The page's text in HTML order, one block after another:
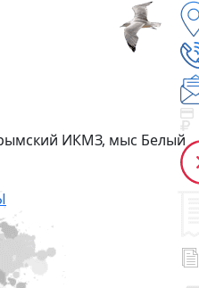
ИКМЗ, мыс Белый